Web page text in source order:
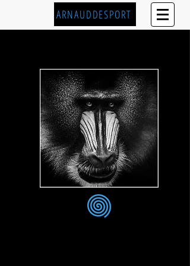
ARNAUDDESPORT